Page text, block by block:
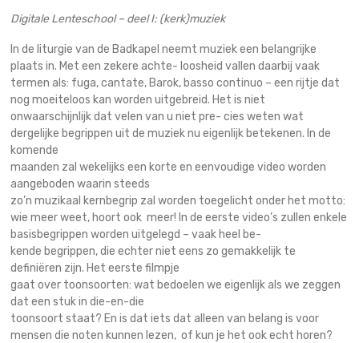
Digitale Lenteschool – deel I: (kerk)muziek
In de liturgie van de Badkapel neemt muziek een belangrijke
plaats in. Met een zekere achte- loosheid vallen daarbij vaak
termen als: fuga, cantate, Barok, basso continuo – een rijtje dat
nog moeiteloos kan worden uitgebreid. Het is niet
onwaarschijnlijk dat velen van u niet pre- cies weten wat
dergelijke begrippen uit de muziek nu eigenlijk betekenen. In de
komende
maanden zal wekelijks een korte en eenvoudige video worden
aangeboden waarin steeds
zo’n muzikaal kernbegrip zal worden toegelicht onder het motto:
wie meer weet, hoort ook meer! In de eerste video’s zullen enkele
basisbegrippen worden uitgelegd – vaak heel be-
kende begrippen, die echter niet eens zo gemakkelijk te
definiëren zijn. Het eerste filmpje
gaat over toonsoorten: wat bedoelen we eigenlijk als we zeggen
dat een stuk in die-en-die
toonsoort staat? En is dat iets dat alleen van belang is voor
mensen die noten kunnen lezen, of kun je het ook echt horen?